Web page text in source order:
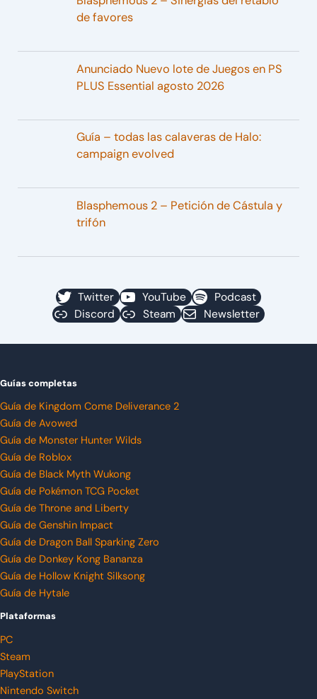
de favores
Anunciado Nuevo lote de Juegos en PS
PLUS Essential agosto 2026
Guía – todas las calaveras de Halo:
campaign evolved
Blasphemous 2 – Petición de Cástula y
trifón
Twitter YouTube
Podcast
Discord
Steam Newsletter
Guías completas
Guía de Kingdom Come Deliverance 2
Guía de Avowed
Guía de Monster Hunter Wilds
Guía de Roblox
Guía de Black Myth Wukong
Guía de Pokémon TCG Pocket
Guía de Throne and Liberty
Guía de Genshin Impact
Guía de Dragon Ball Sparking Zero
Guía de Donkey Kong Bananza
Guía de Hollow Knight Silksong
Guía de Hytale
Plataformas
PC
Steam
PlayStation
Nintendo Switch